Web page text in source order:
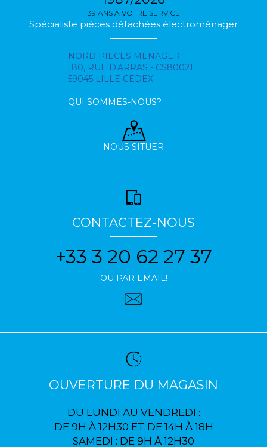
39 ANS À VOTRE SERVICE
Spécialiste pièces détachées électroménager
NORD PIECES MENAGER
180, RUE D'ARRAS - CS80021
59045 LILLE CEDEX
QUI SOMMES-NOUS?
NOUS SITUER
CONTACTEZ-NOUS
+33 3 20 62 27 37
OU PAR EMAIL!
OUVERTURE DU MAGASIN
DU LUNDI AU VENDREDI :
DE 9H À 12H30 ET DE 14H À 18H
SAMEDI : DE 9H À 12H30